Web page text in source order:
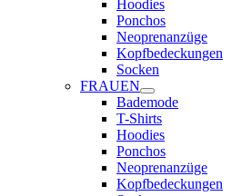
Hoodies
Ponchos
Neoprenanzüge
Kopfbedeckungen
Socken
FRAUEN
Bademode
T-Shirts
Hoodies
Ponchos
Neoprenanzüge
Kopfbedeckungen